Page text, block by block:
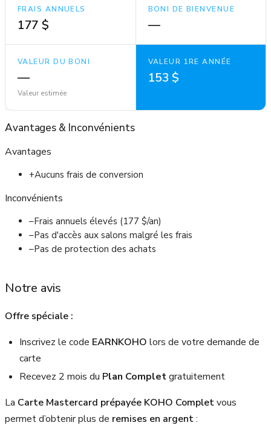
FRAIS ANNUELS
177 $
BONI DE BIENVENUE
—
VALEUR DU BONI
—
Valeur estimée
VALEUR 1RE ANNÉE
153 $
Avantages & Inconvénients
Avantages
+Aucuns frais de conversion
Inconvénients
–Frais annuels élevés (177 $/an)
–Pas d'accès aux salons malgré les frais
–Pas de protection des achats
Notre avis
Offre spéciale :
Inscrivez le code EARNKOHO lors de votre demande de
carte
Recevez 2 mois du Plan Completgratuitement
La Carte Mastercard prépayée KOHO Completvous
permet d’obtenir plus de remises en argent: